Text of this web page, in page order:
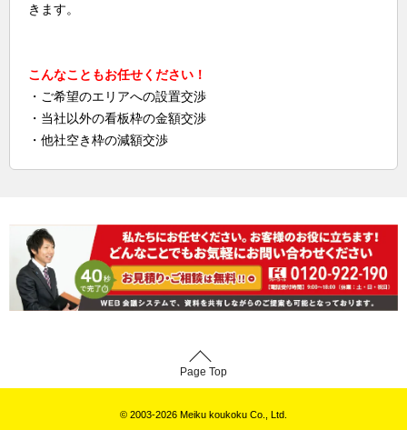
きます。
こんなこともお任せください！
・ご希望のエリアへの設置交渉
・当社以外の看板枠の金額交渉
・他社空き枠の減額交渉
Page Top
© 2003-2026 Meiku koukoku Co., Ltd.